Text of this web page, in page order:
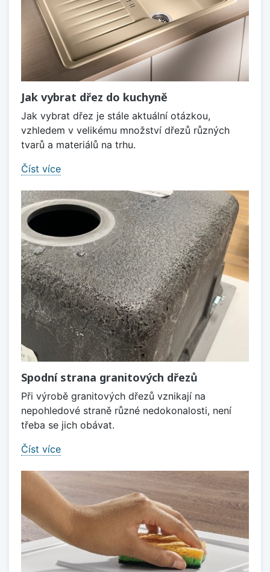
Jak vybrat dřez do kuchyně
Jak vybrat dřez je stále aktuální otázkou,
vzhledem v velikému množství dřezů různých
tvarů a materiálů na trhu.
Číst více
Spodní strana granitových dřezů
Při výrobě granitových dřezů vznikají na
nepohledové straně různé nedokonalosti, není
třeba se jich obávat.
Číst více